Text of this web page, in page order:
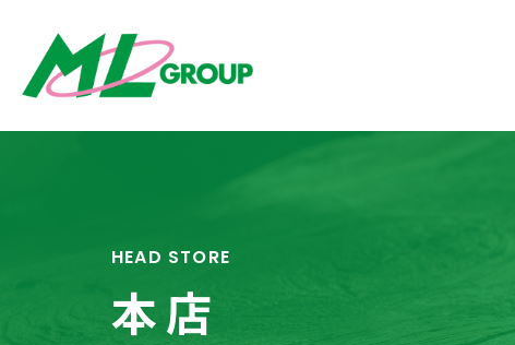
HEAD STORE
本店